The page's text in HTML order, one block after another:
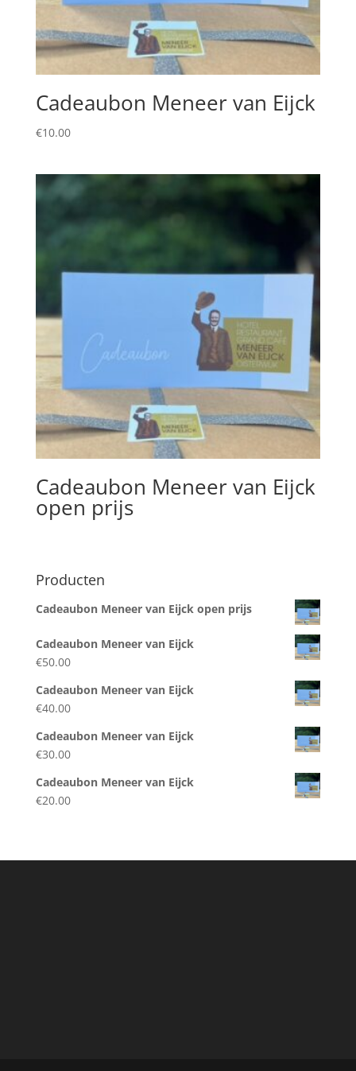
Cadeaubon Meneer van Eijck
€10.00
Cadeaubon Meneer van Eijck
open prijs
Producten
Cadeaubon Meneer van Eijck open prijs
Cadeaubon Meneer van Eijck
€50.00
Cadeaubon Meneer van Eijck
€40.00
Cadeaubon Meneer van Eijck
€30.00
Cadeaubon Meneer van Eijck
€20.00